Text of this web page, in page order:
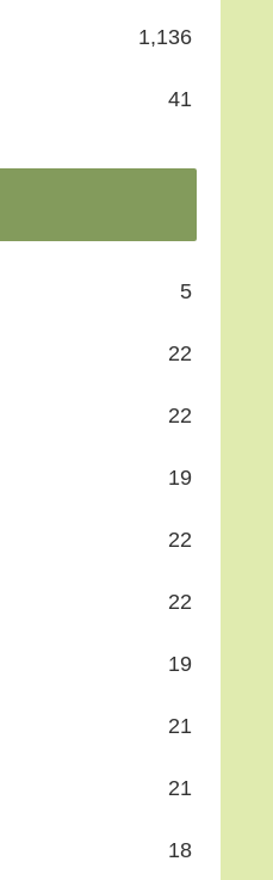
1,136
41
5
22
22
19
22
22
19
21
21
18